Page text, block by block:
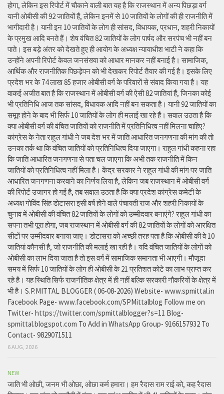
होगा, लेकिन इस रिपोर्ट में चौकाने वाली बात यह है कि राजस्थान में अन्य पिछड़ा वर्ग
यानी ओबीसी की 92 जातियों हैं, लेकिन इनमें से 10 जातियों के लोगों की ही राजनीति में
भागीदारी है। यानी इन 10 जातियों के लोग ही सांसद, विधायक, प्रधान, शहरी निकायों
के प्रमुख आदि बनते हैं। शेष वंचित 82 जातियों के लोग पार्षद और सरपंच भी नहीं बन
पाते। इस बड़े अंतर को देखते हुए ही आयोग के अध्यक्ष न्यायाधीश भाटी ने कहा कि
उन्होंने अपनी रिपोर्ट केवल जनसंख्या को आधार मानकर नहीं बनाई है। सामाजिक,
आर्थिक और राजनीतिक पिछड़ेपन को भी देखकर रिपोर्ट तैयार की गई है। इसके लिए
प्रदेश भर के 74 लाख 85 हजार ओबीसी वर्ग के परिवारों से संवाद किया गया है। यह
वाकई अजीत बात है कि राजस्थान में ओबीसी वर्ग की ऐसी 82 जातियां हैं, जिनका कोई
भी प्रतिनिधि आज तक सांसद, विधायक आदि नहीं बन सकता है। यानी 92 जातियों का
समूह होने के बाद भी सिर्फ 10 जातियों के लोग ही मलाई खा रहे हैं। सवाल उठता है कि
क्या ओबीसी वर्ग की वंचित जातियों को राजनीति में प्रतिनिधित्व नहीं मिलना चाहिए?
कांग्रेस के नेता राहुल गांधी ने जब देश भर में जाति आधारित जनगणना की मांग की तो
उनका तर्क था कि वंचित जातियों को प्रतिनिधित्व दिया जाएगा। राहुल गांधी कहना रहा
कि जाति आधारित जनगणना से पता चल जाएगा कि अभी तक राजनीति में किन
जातियों को प्रतिनिधित्व नहीं मिला है। केंद्र सरकार ने राहुल गांधी की मांग पर जाति
आधारित जनगणना करवाने का निर्णय लिया है, लेकिन जब राजस्थान में ओबीसी वर्ग
की रिपोर्ट उजागर हो गई है, तब सवाल उठता है कि क्या प्रदेश कांग्रेस कमेटी के
अध्यक्ष गोविंद सिंह डोटासरा इसी वर्ष होने वाले पंचायती राज और शहरी निकायों के
चुनाव में ओबीसी की वंचित 82 जातियों के लोगों को उम्मीदवार बनाएंगे? राहुल गांधी का
सपना तभी पूरा होगा, जब राजस्थान में ओबीसी वर्ग की 82 जातियों के लोगों को आरक्षित
सीटों पर उम्मीदवार बनाया जाए। डोटासरा को अच्छी तरह पता है कि ओबीसी की वे 10
जातियां कौनसी है, जो राजनीति की मलाई खा रही है। यदि वंचित जातियों के लोगों को
ओबीसी का लाभ दिया जाता है तो इस वर्ग में सामाजिक समानता भी आएगी। मौजूदा
समय में सिर्फ 10 जातियों के लोग ही ओबीसी के 21 प्रतिशत कोटे का लाभ प्राप्त कर
रहे है। यह स्थिति सिर्फ राजनीतिक क्षेत्र में ही नहीं बल्कि सरकारी नौकरियों के क्षेत्र में
भी है। S.P.MITTAL BLOGGER ( 06-08-2026) Website- www.spmittal.in
Facebook Page- www.facebook.com/SPMittalblog Follow me on
Twitter- https://twitter.com/spmittalblogger?s=11 Blog-
spmittal.blogspot.com To Add in WhatsApp Group- 9166157932 To
Contact- 9829071511
6 AUG, 2026
NEW
जाति भी ओछी, जनम भी ओछा, ओछा कर्म हमारा। हम रैदास राम राई को, कह रैदास